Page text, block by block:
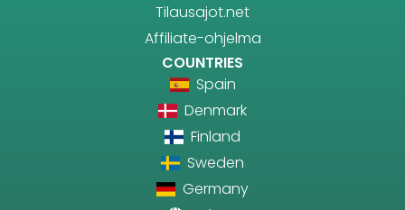
Tilausajot.net
Affiliate-ohjelma
COUNTRIES
Spain
Denmark
Finland
Sweden
Germany